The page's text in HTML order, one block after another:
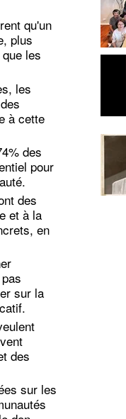
qu'un
plus
les
les
à cette
des
pour
des
et à la
en
sur la
des
sur les